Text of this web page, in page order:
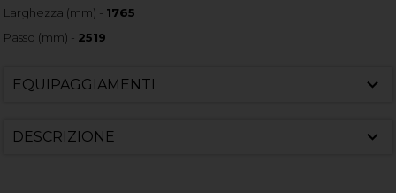
Larghezza (mm) - 1765
Passo (mm) - 2519
EQUIPAGGIAMENTI
DESCRIZIONE